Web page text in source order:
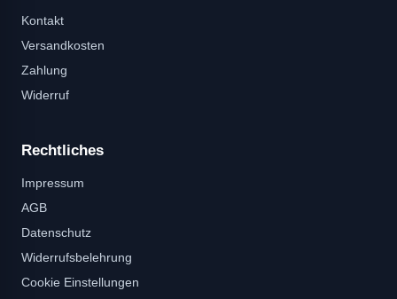
Kontakt
Versandkosten
Zahlung
Widerruf
Rechtliches
Impressum
AGB
Datenschutz
Widerrufsbelehrung
Cookie Einstellungen